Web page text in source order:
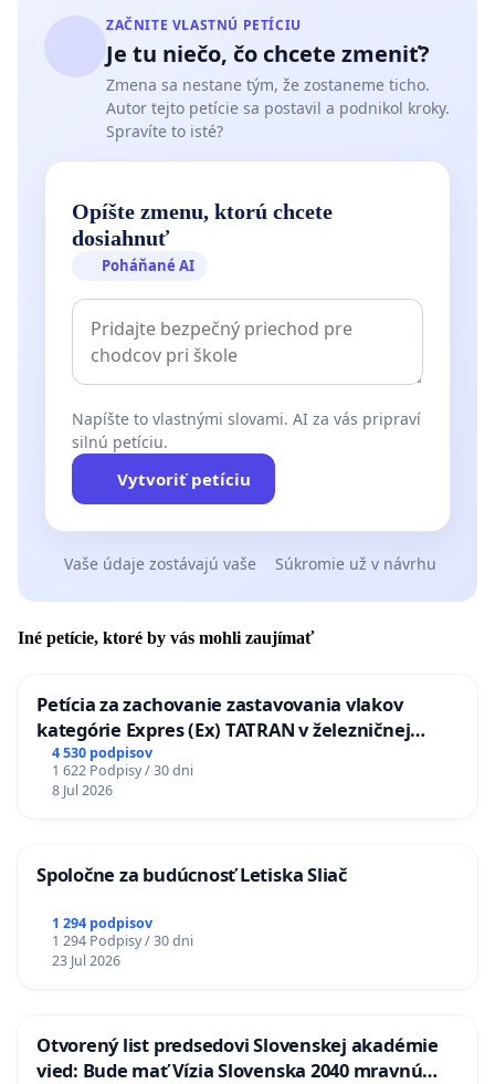
ZAČNITE VLASTNÚ PETÍCIU
Je tu niečo, čo chcete zmeniť?
Zmena sa nestane tým, že zostaneme ticho.
Autor tejto petície sa postavil a podnikol kroky.
Spravíte to isté?
Opíšte zmenu, ktorú chcete
dosiahnuť
Poháňané AI
Napíšte to vlastnými slovami. AI za vás pripraví
silnú petíciu.
Vytvoriť petíciu
Vaše údaje zostávajú vaše Súkromie už v návrhu
Iné petície, ktoré by vás mohli zaujímať
Petícia za zachovanie zastavovania vlakov
kategórie Expres (Ex) TATRAN v železničnej
stanici Púchov
4 530 podpisov
1 622 Podpisy / 30 dni
8 Jul 2026
Spoločne za budúcnosť Letiska Sliač
1 294 podpisov
1 294 Podpisy / 30 dni
23 Jul 2026
Otvorený list predsedovi Slovenskej akadémie
vied: Bude mať Vízia Slovenska 2040 mravnú